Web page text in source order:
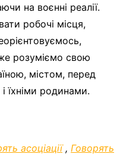
на воєнні реалії.
робочі місця,
розуміємо свою
містом, перед
їхніми родинами.
асоціації, Говорять